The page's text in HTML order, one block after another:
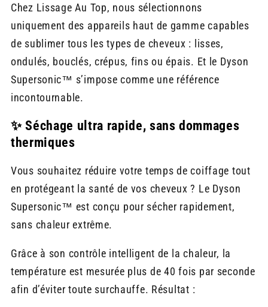
Chez Lissage Au Top, nous sélectionnons
uniquement des appareils haut de gamme capables
de sublimer tous les types de cheveux : lisses,
ondulés, bouclés, crépus, fins ou épais. Et le Dyson
Supersonic™ s’impose comme une référence
incontournable.
✨ Séchage ultra rapide, sans dommages
thermiques
Vous souhaitez réduire votre temps de coiffage tout
en protégeant la santé de vos cheveux ? Le Dyson
Supersonic™ est conçu pour sécher rapidement,
sans chaleur extrême.
Grâce à son contrôle intelligent de la chaleur, la
température est mesurée plus de 40 fois par seconde
afin d’éviter toute surchauffe. Résultat :